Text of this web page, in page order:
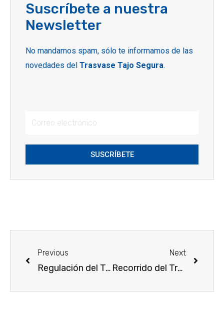
Suscríbete a nuestra
Newsletter
No mandamos spam, sólo te informamos de las
novedades del Trasvase Tajo Segura.
SUSCRÍBETE
Previous
Regulación del Trasvase
Next
Recorrido del Trasvase